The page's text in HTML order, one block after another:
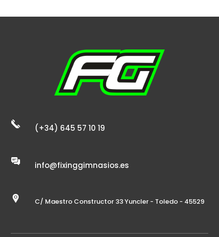
(+34) 645 57 10 19
info@fixinggimnasios.es
C/ Maestro Constructor 33 Yuncler - Toledo - 45529